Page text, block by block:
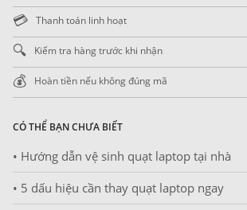
💳 Thanh toán linh hoạt
🔍 Kiểm tra hàng trước khi nhận
💰 Hoàn tiền nếu không đúng mã
CÓ THỂ BẠN CHƯA BIẾT
• Hướng dẫn vệ sinh quạt laptop tại nhà
• 5 dấu hiệu cần thay quạt laptop ngay